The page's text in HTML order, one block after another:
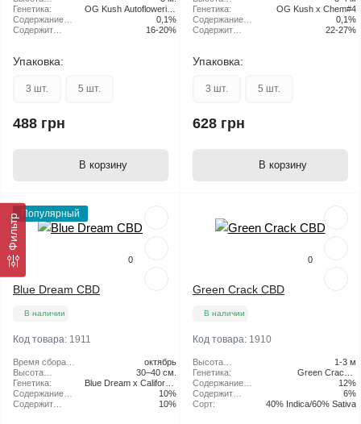
Фильтр
открытом
грунте:
растения:
Генетика:
OG Kush Autoflowering
x OGKZ
Содержание
CBD:
0,1%
Содержит
16-20%
Упаковка:
3 шт. 5 шт.
488 грн
В корзину
открытом
грунте:
растения:
Генетика:
OG Kush x Chem#4
Содержание
CBD:
0,1%
Содержит
22-27%
Упаковка:
3 шт. 5 шт.
628 грн
В корзину
Популярный
0
Blue Dream CBD
В наличии
Код товара: 1911
Время сбора
урожая в
открытом
грунте:
октябрь
Высота
растения:
30–40 см.
Генетика:
Blue Dream x California
Orange CBD
Содержание
CBD:
10%
Содержит
10%
0
Green Crack CBD
В наличии
Код товара: 1910
Высота
растения:
1-3 м
Генетика:
Green Crack x
California Orange CBD
Содержание
CBD:
12%
Содержит
THC:
6%
Сорт:
40% Indica/60% Sativa